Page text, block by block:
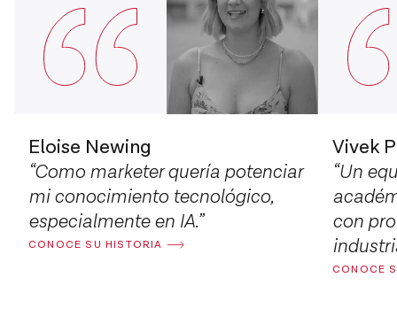
Eloise Newing
“Como marketer quería potenciar
mi conocimiento tecnológico,
especialmente en IA.”
CONOCE SU HISTORIA
Vivek
“Un
con
CONOCE